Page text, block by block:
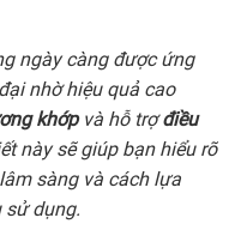
ngày càng được ứng
nhờ hiệu quả cao
khớpvà hỗ trợđiều
này sẽ giúp bạn hiểu rõ
sàng và cách lựa
sử dụng.